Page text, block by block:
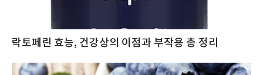
락토페린 효능, 건강상의 이점과 부작용 총 정리